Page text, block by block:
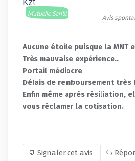
Mutuelle Santé
Avis
Aucune étoile puisque la MNT
Très mauvaise expérience..
Portail médiocre
Délais de remboursement très
Enfin même après résiliation,
vous réclamer la cotisation.
Signaler cet avis